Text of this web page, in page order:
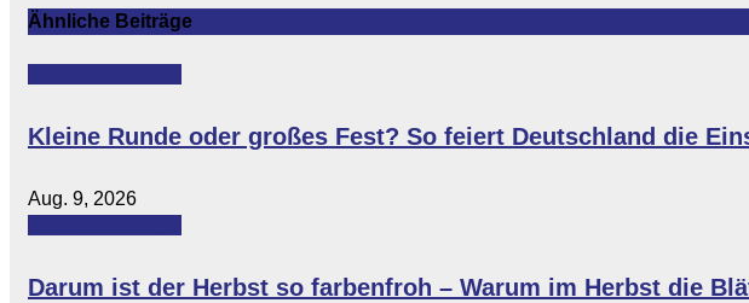
Ähnliche Beiträge
Kleine Runde oder großes Fest? So feiert Deutschland die
Aug. 9, 2026
Darum ist der Herbst so farbenfroh – Warum im Herbst die